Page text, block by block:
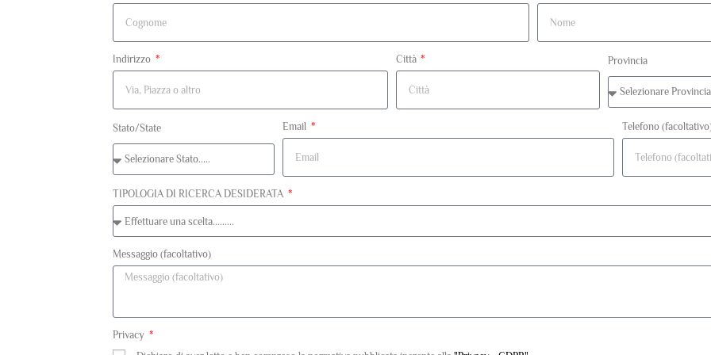
Indirizzo Città Provincia
Stato/State Email Telefono
TIPOLOGIA DI RICERCA DESIDERATA
Messaggio (facoltativo)
Privacy